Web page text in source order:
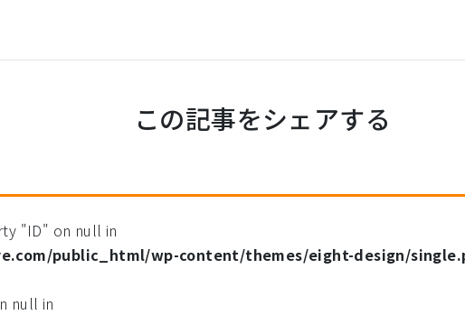
この記事をシェアする
"ID" on null in
public_html/wp-content/themes/eight-design/
null in